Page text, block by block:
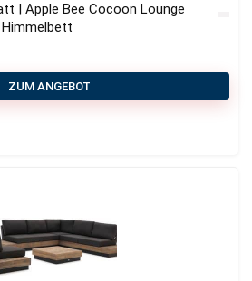
| Apple Bee Cocoon Lounge
Himmelbett
ZUM ANGEBOT